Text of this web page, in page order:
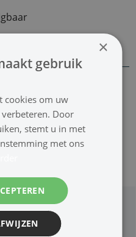
×
gebruik
cookies om uw
Door
stemt u in met
met ons